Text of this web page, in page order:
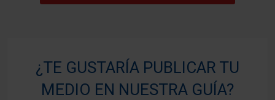
¿TE GUSTARÍA PUBLICAR TU
MEDIO EN NUESTRA GUÍA?